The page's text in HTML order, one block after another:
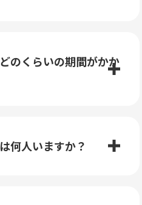
のくらいの期間がかか
何人いますか？